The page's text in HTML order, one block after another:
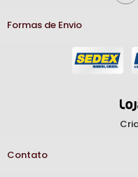
Formas de Envio
Contato